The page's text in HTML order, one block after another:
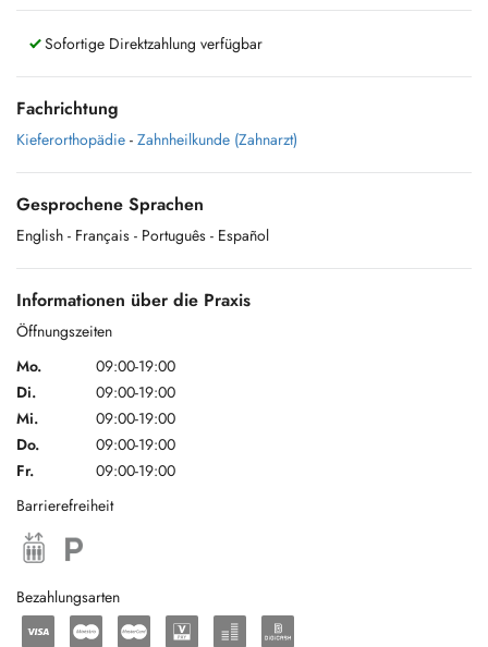
Sofortige Direktzahlung verfügbar
Fachrichtung
Kieferorthopädie - Zahnheilkunde (Zahnarzt)
Gesprochene Sprachen
English - Français - Português - Español
Informationen über die Praxis
Öffnungszeiten
Mo.
09:00-19:00
Di.
09:00-19:00
Mi.
09:00-19:00
Do.
09:00-19:00
Fr.
09:00-19:00
Barrierefreiheit
Bezahlungsarten